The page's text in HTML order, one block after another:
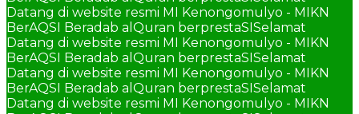
Datang di website resmi MI Kenongomulyo - MIKN
BerAQSI Beradab alQuran berprestaSISelamat
Datang di website resmi MI Kenongomulyo - MIKN
BerAQSI Beradab alQuran berprestaSISelamat
Datang di website resmi MI Kenongomulyo - MIKN
BerAQSI Beradab alQuran berprestaSISelamat
Datang di website resmi MI Kenongomulyo - MIKN